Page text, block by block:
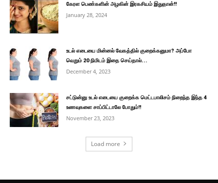
கேரள பெண்களின் அழகின் இரகசியம் இதுதான்!!
January 28, 2024
உடல் எடையை மின்னல் வேகத்தில் குறைக்கனுமா? அப்போ
வெறும் 20 நிமிடம் இதை செய்தால்...
December 4, 2023
சட்டுன்னு உடல் எடையை குறைக்க மெட்டபாலிசம் நிறைந்த இந்த 4
உணவுகளை சாப்பிட்டாலே போதும்!!
November 23, 2023
Load more